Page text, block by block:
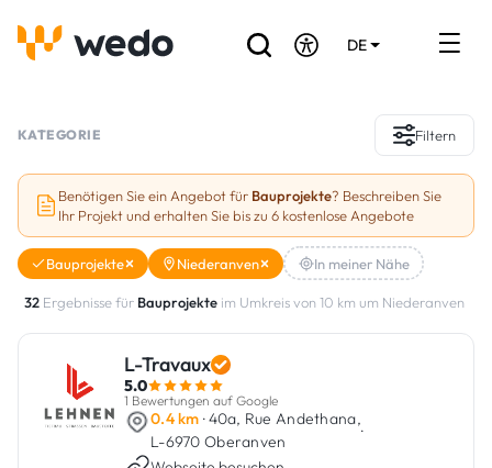
DE
Referenzen
Förderungen & Zuschüsse
Sind Sie Handwerker?
KATEGORIE Filtern
Benötigen Sie ein Angebot für Bauprojekte? Beschreiben Sie
Ihr Projekt und erhalten Sie bis zu 6 kostenlose Angebote
Bauprojekte Niederanven In meiner Nähe
32 Ergebnisse für Bauprojekte im Umkreis von 10 km um Niederanven
L-Travaux
5.0
1 Bewertungen auf Google
0.4 km · 40a, Rue Andethana,
L-6970 Oberanven
·